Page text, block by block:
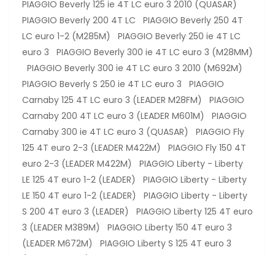
PIAGGIO Beverly 125 ie 4T LC euro 3 2010 (QUASAR)
PIAGGIO Beverly 200 4T LC PIAGGIO Beverly 250 4T
LC euro 1-2 (M285M) PIAGGIO Beverly 250 ie 4T LC
euro 3 PIAGGIO Beverly 300 ie 4T LC euro 3 (M28MM)
PIAGGIO Beverly 300 ie 4T LC euro 3 2010 (M692M)
PIAGGIO Beverly S 250 ie 4T LC euro 3 PIAGGIO
Carnaby 125 4T LC euro 3 (LEADER M28FM) PIAGGIO
Carnaby 200 4T LC euro 3 (LEADER M601M) PIAGGIO
Carnaby 300 ie 4T LC euro 3 (QUASAR) PIAGGIO Fly
125 4T euro 2-3 (LEADER M422M) PIAGGIO Fly 150 4T
euro 2-3 (LEADER M422M) PIAGGIO Liberty - Liberty
LE 125 4T euro 1-2 (LEADER) PIAGGIO Liberty - Liberty
LE 150 4T euro 1-2 (LEADER) PIAGGIO Liberty - Liberty
S 200 4T euro 3 (LEADER) PIAGGIO Liberty 125 4T euro
3 (LEADER M389M) PIAGGIO Liberty 150 4T euro 3
(LEADER M672M) PIAGGIO Liberty S 125 4T euro 3